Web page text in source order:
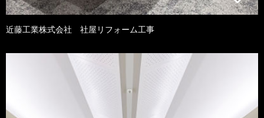
近藤工業株式会社 社屋リフォーム工事